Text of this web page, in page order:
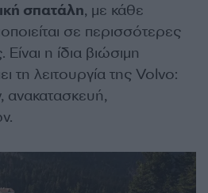
σπατάλη, με κάθε
σε περισσότερες
η ίδια βιώσιμη
τη λειτουργία της Volvo:
ανακατασκευή,